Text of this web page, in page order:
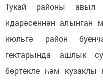
Тукай районы авыл
идарәсеннән алынган
июльгә район
гектарында ашлык
бөртекле һәм кузаклы